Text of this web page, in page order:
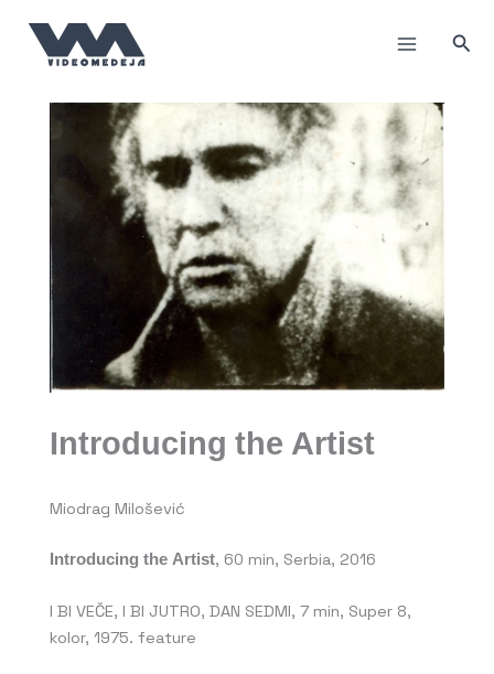
content
Introducing the Artist
Miodrag Milošević
Introducing the Artist, 60 min, Serbia, 2016
I BI VEČE, I BI JUTRO, DAN SEDMI, 7 min, Super 8,
kolor, 1975. feature